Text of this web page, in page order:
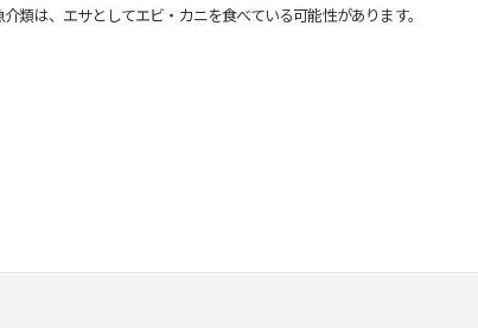
は、エサとしてエビ・カニを食べている可能性があります。